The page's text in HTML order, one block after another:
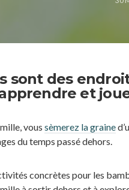
sont des
et
vous sèmerez la graine
du temps passé dehors.
concrètes pour les